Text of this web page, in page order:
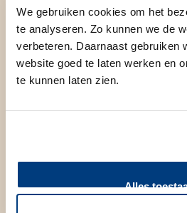
We gebruiken cookies om het
te analyseren. Zo kunnen we de
verbeteren. Daarnaast gebruiken
website goed te laten werken en
te kunnen laten zien.
Alles
Oorzaak
Het is niet altijd duidelijk wat de
pericarditis is. In de meeste
virusinfectie. Pericarditis doet zich
griep neemt de virusinfectie, die
na verloop van tijd uit zichzelf af.